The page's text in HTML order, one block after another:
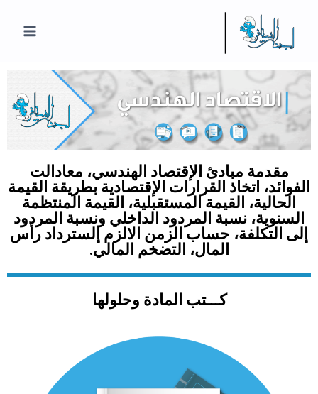
مقدمة مبادئ الإقتصاد الهندسي، معادالت
الفوائد، اتخاذ القرارات الإقتصادية بطريقة القيمة
الحالية، القيمة المستقبلية، القيمة المنتظمة
السنوية، نسبة المردود الداخلي ونسبة المردود
إلى التكلفة، حساب الزمن الالزم إلسترداد رأس
المال، التضخم المالي.
كـــتب المادة وحلولها